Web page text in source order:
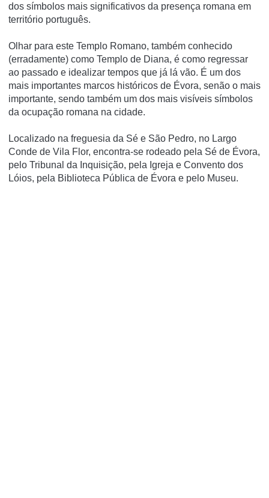
dos sí­mbolos mais significativos da presença romana em
território português.
Olhar para este Templo Romano, também conhecido
(erradamente) como Templo de Diana, é como regressar
ao passado e idealizar tempos que já lá vão. É um dos
mais importantes marcos históricos de Évora, senão o mais
importante, sendo também um dos mais visíveis símbolos
da ocupação romana na cidade.
Localizado na freguesia da Sé e São Pedro, no Largo
Conde de Vila Flor, encontra-se rodeado pela Sé de Évora,
pelo Tribunal da Inquisição, pela Igreja e Convento dos
Lóios, pela Biblioteca Pública de Évora e pelo Museu.